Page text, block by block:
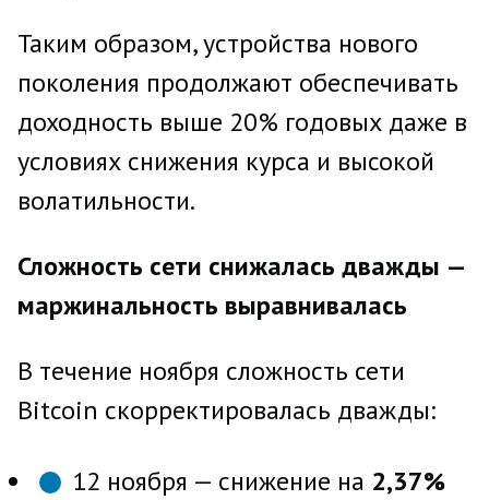
Таким образом, устройства нового
поколения продолжают обеспечивать
доходность выше 20% годовых даже в
условиях снижения курса и высокой
волатильности.
Сложность сети снижалась дважды —
маржинальность выравнивалась
В течение ноября сложность сети
Bitcoin скорректировалась дважды:
12 ноября — снижение на 2,37%